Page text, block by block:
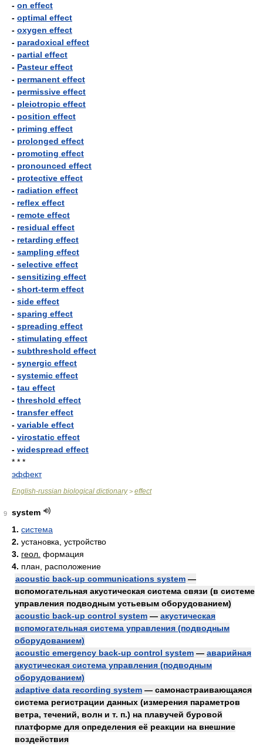
- on effect
- optimal effect
- oxygen effect
- paradoxical effect
- partial effect
- Pasteur effect
- permanent effect
- permissive effect
- pleiotropic effect
- position effect
- priming effect
- prolonged effect
- promoting effect
- pronounced effect
- protective effect
- radiation effect
- reflex effect
- remote effect
- residual effect
- retarding effect
- sampling effect
- selective effect
- sensitizing effect
- short-term effect
- side effect
- sparing effect
- spreading effect
- stimulating effect
- subthreshold effect
- synergic effect
- systemic effect
- tau effect
- threshold effect
- transfer effect
- variable effect
- virostatic effect
- widespread effect
* * *
эффект
English-russian biological dictionary> effect
9
system
1. система
2. установка, устройство
3. геол. формация
4. план, расположение
acoustic back-up communications system —
вспомогательная акустическая система связи (в системе
управления подводным устьевым оборудованием)
acoustic back-up control system — акустическая
вспомогательная система управления (подводным
оборудованием)
acoustic emergency back-up control system — аварийная
акустическая система управления (подводным
оборудованием)
adaptive data recording system — самонастраивающаяся
система регистрации данных (измерения параметров
ветра, течений, волн и т. п.) на плавучей буровой
платформе для определения её реакции на внешние
воздействия